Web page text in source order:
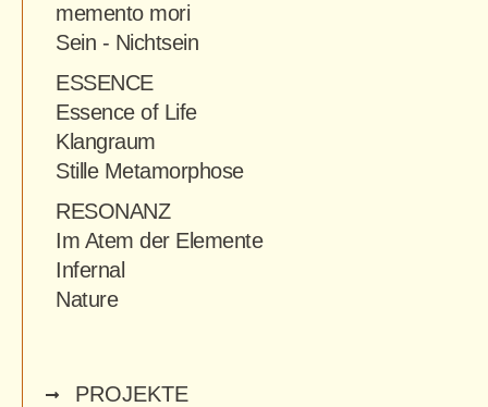
memento mori
Sein - Nichtsein
ESSENCE
Essence of Life
Klangraum
Stille Metamorphose
RESONANZ
Im Atem der Elemente
Infernal
Nature
PROJEKTE